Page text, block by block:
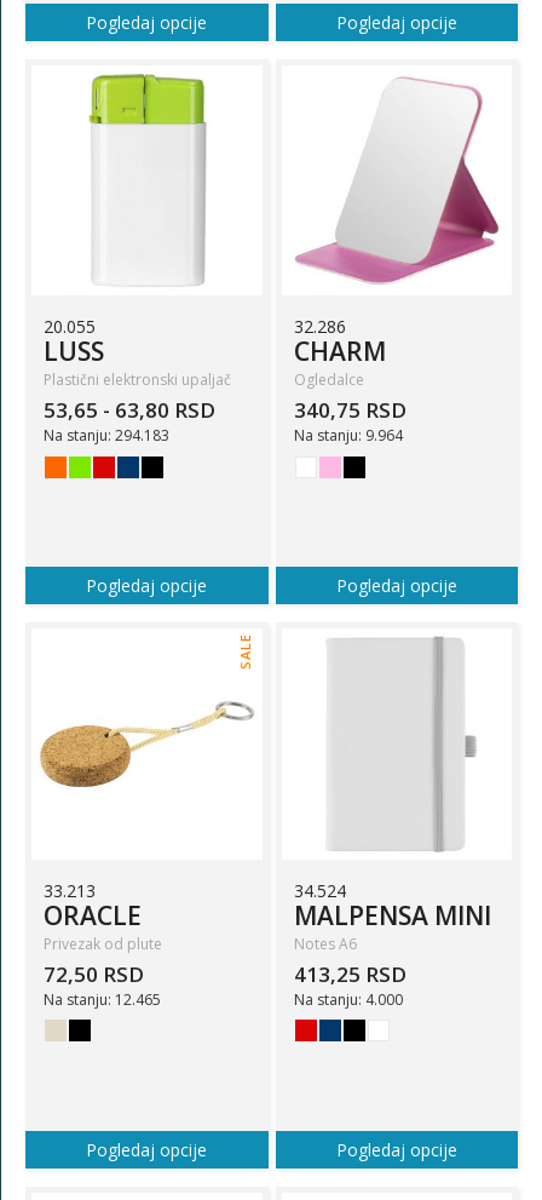
Pogledaj opcije Pogledaj opcije
20.055
LUSS
Plastični elektronski upaljač
53,65 - 63,80 RSD
Na stanju: 294.183
Pogledaj opcije
32.286
CHARM
Ogledalce
340,75 RSD
Na stanju: 9.964
Pogledaj opcije
SALE
33.213
ORACLE
Privezak od plute
72,50 RSD
Na stanju: 12.465
Pogledaj opcije
34.524
MALPENSA MINI
Notes A6
413,25 RSD
Na stanju: 4.000
Pogledaj opcije